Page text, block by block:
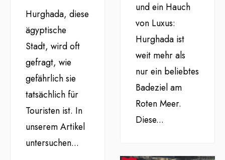
Hurghada, diese
ägyptische
Stadt, wird oft
gefragt, wie
gefährlich sie
tatsächlich für
Touristen ist. In
unserem Artikel
untersuchen...
und ein Hauch
von Luxus:
Hurghada ist
weit mehr als
nur ein beliebtes
Badeziel am
Roten Meer.
Diese...